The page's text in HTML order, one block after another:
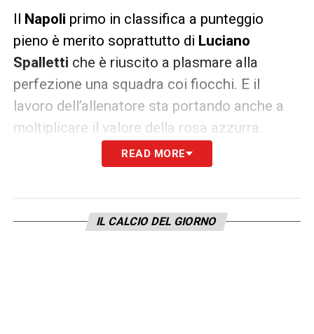
Il Napoli primo in classifica a punteggio
pieno è merito soprattutto di Luciano
Spalletti che è riuscito a plasmare alla
perfezione una squadra coi fiocchi. E il
lavoro dell’allenatore sta portando anche a
moltiplicare il valore della rosa azzurra.
Come riporta La Gazzetta dello Sport, infatti,
il gruppo partenopeo vale ora100 milioni in
Il caso massimo è, ovviamente,Victor
READ MORE
IL CALCIO DEL GIORNO